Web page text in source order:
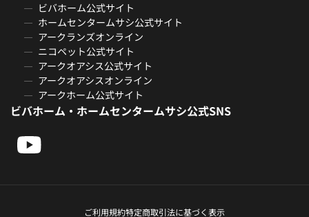
ビバホーム公式サイト
ホームセンタームサシ公式サイト
アークランズオンライン
ニコペット公式サイト
アークオアシス公式サイト
アークオアシスオンライン
アークホーム公式サイト
ビバホーム・ホームセンタームサシ公式SNS
ご利用規約特定商取引法に基づく表示